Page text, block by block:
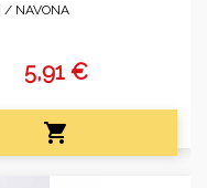
/ NAVONA
5,91 €
